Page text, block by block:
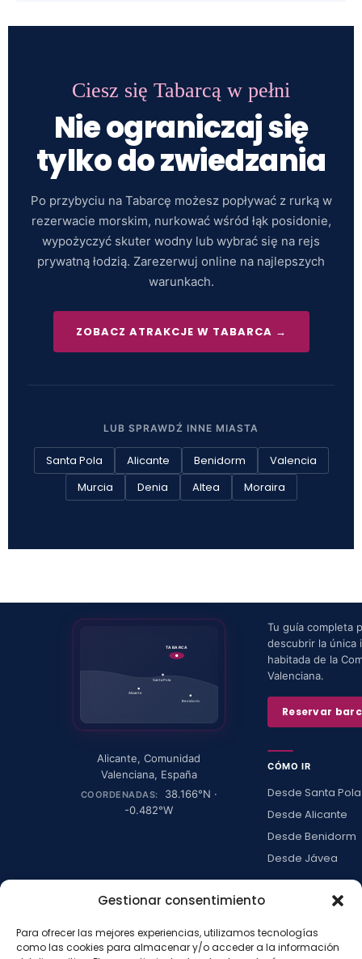
Gestionar consentimiento
Para ofrecer las mejores experiencias, utilizamos tecnologías
como las cookies para almacenar y/o acceder a la información
Ciesz się Tabarcą w pełni
Nie ograniczaj się
tylko do zwiedzania
Po przybyciu na Tabarcę możesz popływać z rurką w
rezerwacie morskim, nurkować wśród łąk posidonie,
wypożyczyć skuter wodny lub wybrać się na rejs
prywatną łodzią. Zarezerwuj online na najlepszych
warunkach.
ZOBACZ ATRAKCJE W TABARCA →
LUB SPRAWDŹ INNE MIASTA
Santa Pola Alicante Benidorm
Valencia
Murcia
Denia Altea Moraira
TABARCA
Santa Pola
Alicante
Benidorm
Alicante,Comunidad
Valenciana, España
COORDENADAS: 38.166°N ·
-0.482°W
Tu guía completa
descubrir la única
habitada de la
Valenciana.
Reservar
CÓMO IR
Desde Santa Pola
Desde Alicante
Desde Benidorm
Desde Jávea
LA ISLA